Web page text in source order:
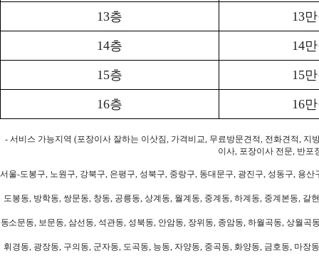
13층 13
14층 14
15층 15
16층 16
- 서비스 가능지역 (포장이사 잘하는 이삿짐, 가격비교, 무료방문견적, 전화견적,
이사, 포장이사 전문, 반포
서울-도봉구, 노원구, 강북구, 은평구, 성북구, 중랑구, 동대문구, 광진구, 성동구, 용
도봉동, 방학동, 쌍문동, 창동, 공릉동, 상계동, 월계동, 중계동, 하계동, 중계본동,
동소문동, 보문동, 삼선동, 석관동, 성북동, 안암동, 장위동, 종암동, 하월곡동, 상월
휘경동, 광장동, 구의동, 군자동, 도곡동, 능동, 자양동, 중곡동, 화양동, 금호동, 마